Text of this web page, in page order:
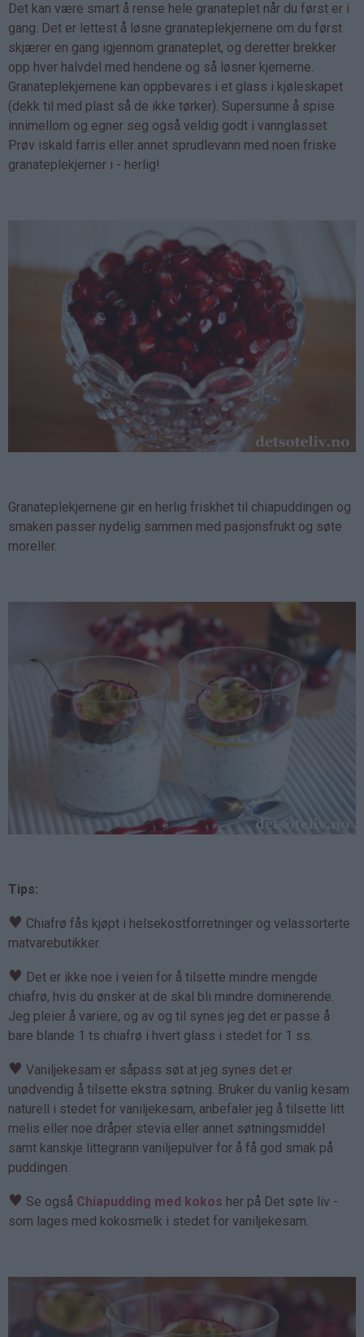
Det kan være smart å rense hele granateplet når du først er i
gang. Det er lettest å løsne granateplekjernene om du først
skjærer en gang igjennom granateplet, og deretter brekker
opp hver halvdel med hendene og så løsner kjernerne.
Granateplekjernene kan oppbevares i et glass i kjøleskapet
(dekk til med plast så de ikke tørker). Supersunne å spise
innimellom og egner seg også veldig godt i vannglasset:
Prøv iskald farris eller annet sprudlevann med noen friske
granateplekjerner i - herlig!
Granateplekjernene gir en herlig friskhet til chiapuddingen og
smaken passer nydelig sammen med pasjonsfrukt og søte
moreller.
Tips:
♥ Chiafrø fås kjøpt i helsekostforretninger og velassorterte
matvarebutikker.
♥ Det er ikke noe i veien for å tilsette mindre mengde
chiafrø, hvis du ønsker at de skal bli mindre dominerende.
Jeg pleier å variere, og av og til synes jeg det er passe å
bare blande 1 ts chiafrø i hvert glass i stedet for 1 ss.
♥ Vaniljekesam er såpass søt at jeg synes det er
unødvendig å tilsette ekstra søtning. Bruker du vanlig kesam
naturell i stedet for vaniljekesam, anbefaler jeg å tilsette litt
melis eller noe dråper stevia eller annet søtningsmiddel
samt kanskje littegrann vaniljepulver for å få god smak på
puddingen.
♥ Se også Chiapudding med kokos her på Det søte liv -
som lages med kokosmelk i stedet for vaniljekesam.